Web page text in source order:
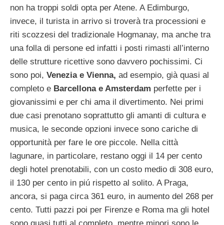
non ha troppi soldi opta per Atene. A Edimburgo,
invece, il turista in arrivo si troverà tra processioni e
riti scozzesi del tradizionale Hogmanay, ma anche tra
una folla di persone ed infatti i posti rimasti all’interno
delle strutture ricettive sono davvero pochissimi. Ci
sono poi, Venezia e Vienna, ad esempio, già quasi al
completo e Barcellona e Amsterdam perfette per i
giovanissimi e per chi ama il divertimento. Nei primi
due casi prenotano soprattutto gli amanti di cultura e
musica, le seconde opzioni invece sono cariche di
opportunità per fare le ore piccole. Nella città
lagunare, in particolare, restano oggi il 14 per cento
degli hotel prenotabili, con un costo medio di 308 euro,
il 130 per cento in piú rispetto al solito. A Praga,
ancora, si paga circa 361 euro, in aumento del 268 per
cento. Tutti pazzi poi per Firenze e Roma ma gli hotel